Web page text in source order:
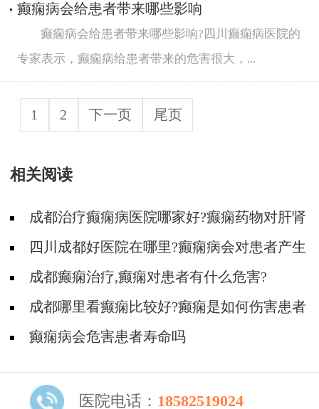
癫痫病会给患者带来哪些影响
癫痫病会给患者带来哪些影响?四川癫痫病医院的
专家表示，癫痫病给患者带来的危害很大，...
1 2 下一页 尾页
相关阅读
成都治疗癫痫病医院哪家好?癫痫药物对肝肾
有什么影响?
四川成都好医院在哪里?癫痫病会对患者产生
什么样的伤害?
成都癫痫治疗,癫痫对患者有什么危害?
成都哪里看癫痫比较好?癫痫是如何伤害患者
的?癫痫病会危害患者寿命吗
医院电话： 18582519024